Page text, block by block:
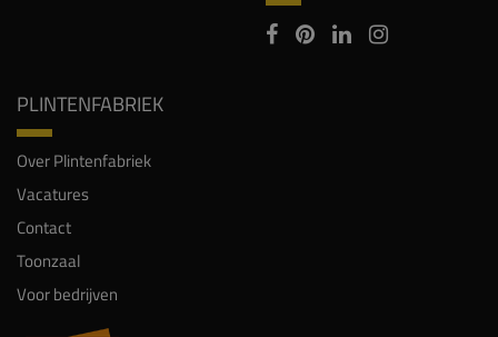
PLINTENFABRIEK
Over Plintenfabriek
Vacatures
Contact
Toonzaal
Voor bedrijven